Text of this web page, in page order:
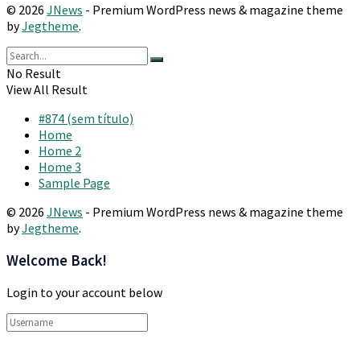
© 2026 JNews - Premium WordPress news & magazine theme
byJegtheme.
No Result
View All Result
#874 (sem título)
Home
Home 2
Home 3
Sample Page
© 2026 JNews - Premium WordPress news & magazine theme
byJegtheme.
Welcome Back!
Login to your account below